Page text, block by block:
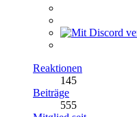
Reaktionen
145
Beiträge
555